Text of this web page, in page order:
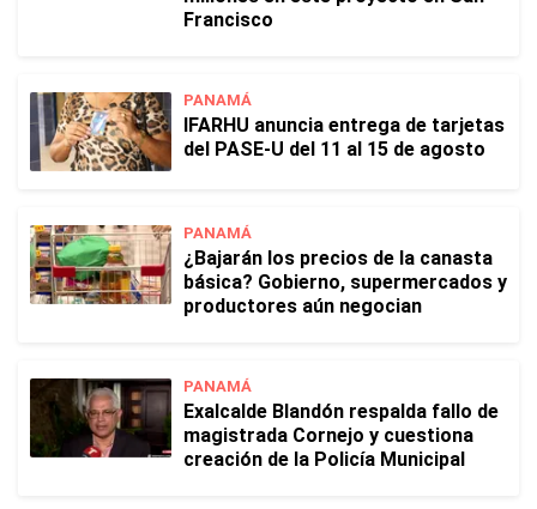
Francisco
PANAMÁ
IFARHU anuncia entrega de tarjetas
del PASE-U del 11 al 15 de agosto
PANAMÁ
¿Bajarán los precios de la canasta
básica? Gobierno, supermercados y
productores aún negocian
PANAMÁ
Exalcalde Blandón respalda fallo de
magistrada Cornejo y cuestiona
creación de la Policía Municipal